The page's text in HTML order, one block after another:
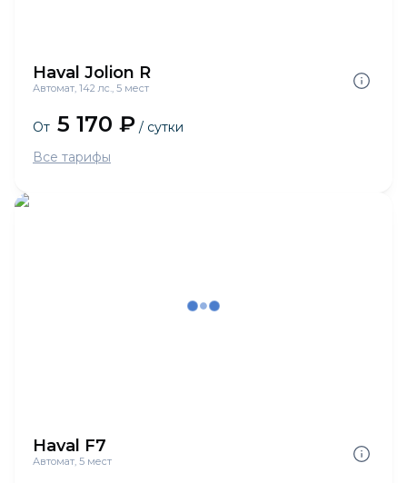
Haval Jolion R
Автомат, 142 лс., 5 мест
От 5 170 ₽ / сутки
Все тарифы
Haval F7
Автомат, 5 мест